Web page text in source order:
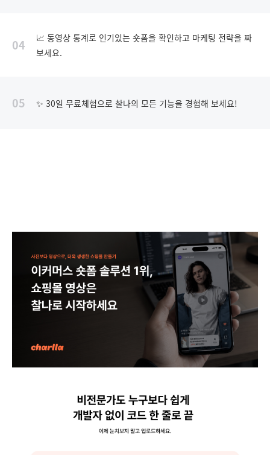
04
📈 동영상 통계로 인기있는 숏폼을 확인하고 마케팅 전략을 짜
보세요.
05 ✨ 30일 무료체험으로 찰나의 모든 기능을 경험해 보세요!